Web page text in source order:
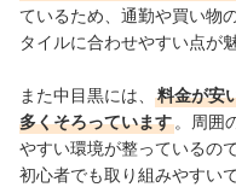
ているため、通勤や買い物
タイルに合わせやすい点が
また中目黒には、
料金が安
多くそろっています 。周囲
やすい環境が整っているの
初心者でも取り組みやすい